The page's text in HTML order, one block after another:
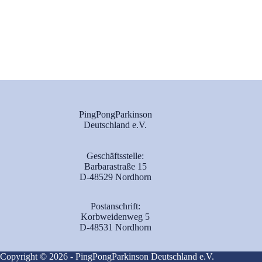
PingPongParkinson
Deutschland e.V.
Geschäftsstelle:
Barbarastraße 15
D-48529 Nordhorn
Postanschrift:
Korbweidenweg 5
D-48531 Nordhorn
Copyright © 2026 - PingPongParkinson Deutschland e.V.